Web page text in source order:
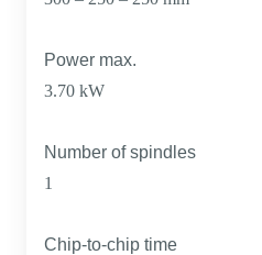
Power max.
3.70 kW
Number of spindles
1
Chip-to-chip time